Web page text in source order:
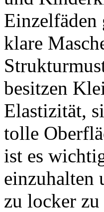
Einzelfäden
klare
besitzen
Elastizität,
tolle
ist es
einzuhalten
zu locker